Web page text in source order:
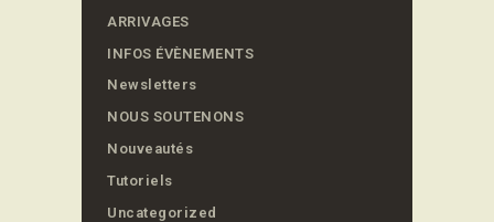
ARRIVAGES
INFOS ÉVÈNEMENTS
Newsletters
NOUS SOUTENONS
Nouveautés
Tutoriels
Uncategorized